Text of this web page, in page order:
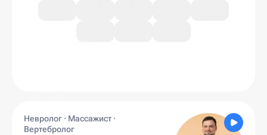
Невролог · Массажист ·
Вертебролог